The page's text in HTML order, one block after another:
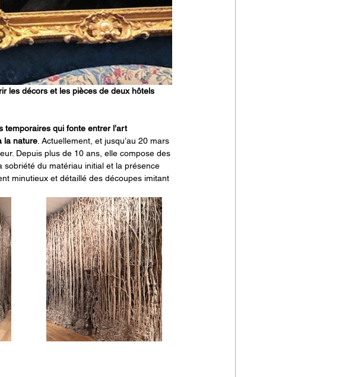
les décors et les pièces de deux hôtels
temporaires qui fonte entrer l’art
la nature . Actuellement, et jusqu’au 20 mars
Depuis plus de 10 ans, elle compose des
du matériau initial et la présence
minutieux et détaillé des découpes imitant